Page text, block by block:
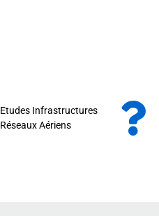
Etudes Infrastructures
Réseaux Aériens